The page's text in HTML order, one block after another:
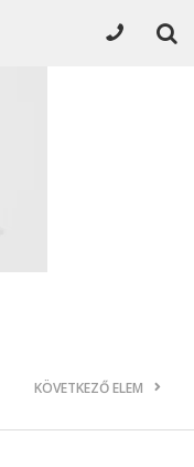
KÖVETKEZŐ ELEM